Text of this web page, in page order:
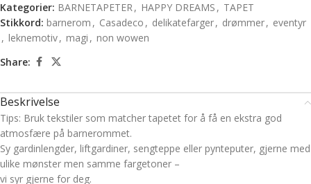
Kategorier: BARNETAPETER, HAPPY DREAMS , TAPET
Stikkord: barnerom , Casadeco , delikatefarger, drømmer, eventyr
, leknemotiv, magi , non wowen
Share:
Beskrivelse
Tips: Bruk tekstiler som matcher tapetet for å få en ekstra god
atmosfære på barnerommet.
Sy gardinlengder, liftgardiner, sengteppe eller pynteputer, gjerne med
ulike mønster men samme fargetoner –
vi syr gjerne for deg.